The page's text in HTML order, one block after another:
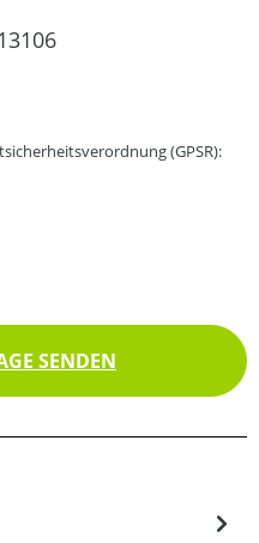
(GPSR):
SENDEN